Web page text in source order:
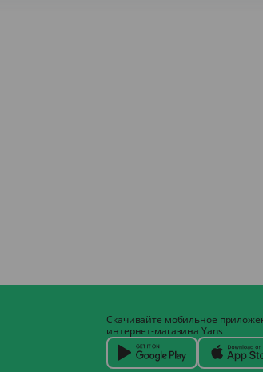
Скачивайте мобильное
интернет-магазина Yans